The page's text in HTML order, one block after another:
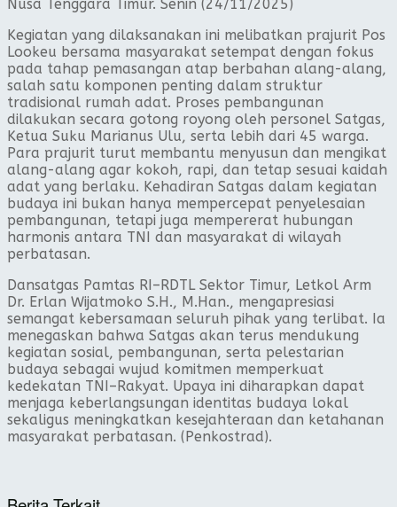
Nusa Tenggara Timur. Senin (24/11/2025)
Kegiatan yang dilaksanakan ini melibatkan prajurit Pos
Lookeu bersama masyarakat setempat dengan fokus
pada tahap pemasangan atap berbahan alang-alang,
salah satu komponen penting dalam struktur
tradisional rumah adat. Proses pembangunan
dilakukan secara gotong royong oleh personel Satgas,
Ketua Suku Marianus Ulu, serta lebih dari 45 warga.
Para prajurit turut membantu menyusun dan mengikat
alang-alang agar kokoh, rapi, dan tetap sesuai kaidah
adat yang berlaku. Kehadiran Satgas dalam kegiatan
budaya ini bukan hanya mempercepat penyelesaian
pembangunan, tetapi juga mempererat hubungan
harmonis antara TNI dan masyarakat di wilayah
perbatasan.
Dansatgas Pamtas RI–RDTL Sektor Timur, Letkol Arm
Dr. Erlan Wijatmoko S.H., M.Han., mengapresiasi
semangat kebersamaan seluruh pihak yang terlibat. Ia
menegaskan bahwa Satgas akan terus mendukung
kegiatan sosial, pembangunan, serta pelestarian
budaya sebagai wujud komitmen memperkuat
kedekatan TNI–Rakyat. Upaya ini diharapkan dapat
menjaga keberlangsungan identitas budaya lokal
sekaligus meningkatkan kesejahteraan dan ketahanan
masyarakat perbatasan. (Penkostrad).